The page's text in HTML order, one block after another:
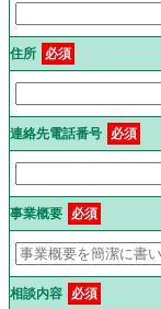
住所 必須
連絡先電話番号 必須
事業概要 必須
相談内容 必須